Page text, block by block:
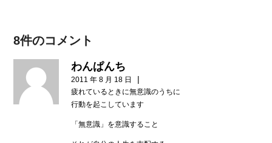
8件のコメント
わんぱんち
2011 年 8 月 18 日 |
疲れているときに無意識のうちに
行動を起こしています
「無意識」を意識すること